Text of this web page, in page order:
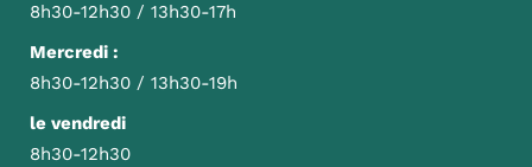
8h30-12h30 / 13h30-17h
Mercredi :
8h30-12h30 / 13h30-19h
le vendredi
8h30-12h30